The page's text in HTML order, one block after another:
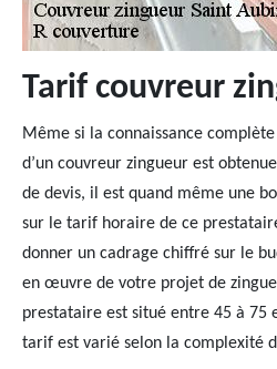
Tarif couvreur
Même si la connaissance
d’un couvreur zingueur est
de devis, il est quand même une
sur le tarif horaire de ce
donner un cadrage chiffré sur le
en œuvre de votre projet de
prestataire est situé entre 45 à 75
tarif est varié selon la complexité